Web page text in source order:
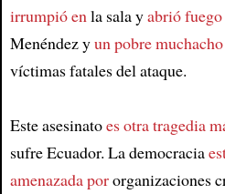
Article
irrumpió enla sala yabrió
Menéndez yun pobre muchacho
víctimas fatales del ataque.
Este asesinatoes otra tragedia
sufre Ecuador. La democracia
amenazada pororganizaciones